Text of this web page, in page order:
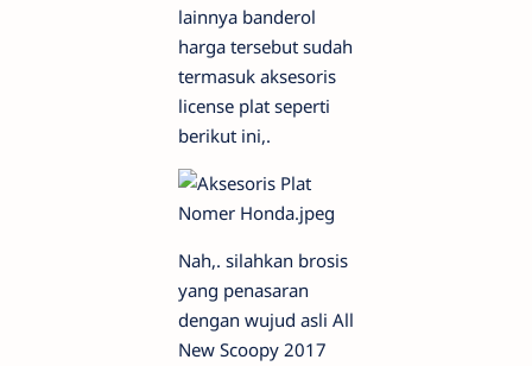
lainnya banderol
harga tersebut sudah
termasuk aksesoris
license plat seperti
berikut ini,.
Nah,. silahkan brosis
yang penasaran
dengan wujud asli All
New Scoopy 2017